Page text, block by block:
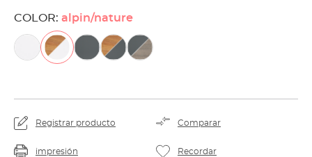
COLOR: alpin/nature
Registrar producto Comparar
impresión Recordar